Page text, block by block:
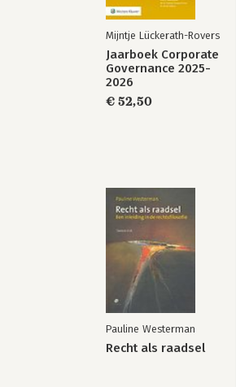
Mijntje Lückerath-Rovers
Jaarboek Corporate
Governance 2025-
2026
€ 52,50
Pauline Westerman
Recht als raadsel